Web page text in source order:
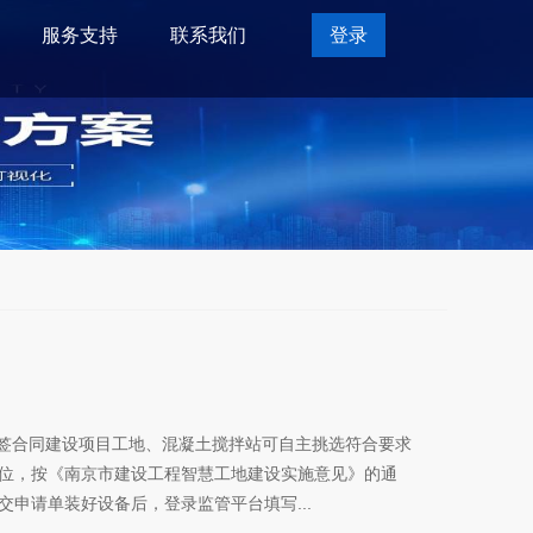
服务支持 联系我们 登录
同建设项目工地、混凝土搅拌站可自主挑选符合要求
，按《南京市建设工程智慧工地建设实施意见》的通
请单装好设备后，登录监管平台填写...